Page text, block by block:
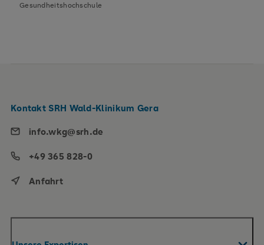
Gesundheitshochschule
Kontakt SRH Wald-Klinikum Gera
info.wkg@srh.de
+49 365 828-0
Anfahrt